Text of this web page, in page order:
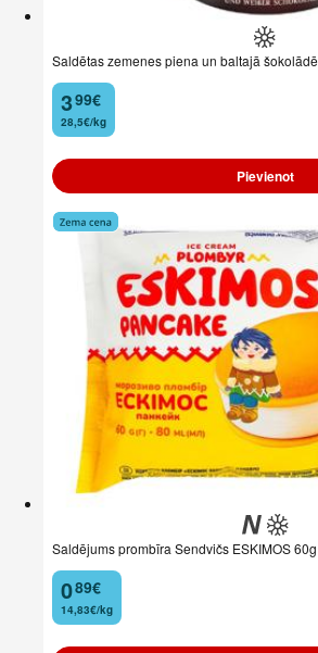
Saldētas zemenes piena un baltajā
3
. 99€
28,5€/kg
Pievienot
Saldējums prombīra Sendvičs ESKIMOS 60g
0
. 89€
14,83€/kg